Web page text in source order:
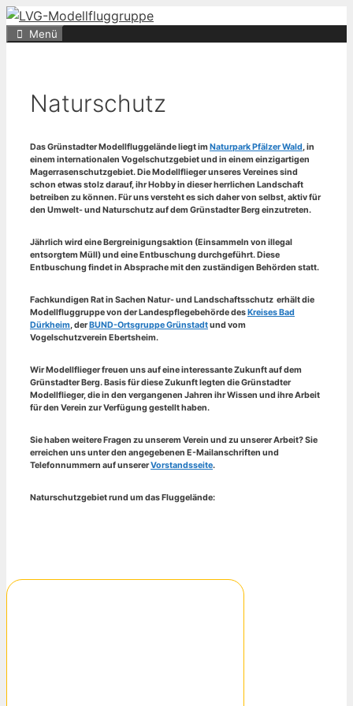
Zum
InhaltMenü
Naturschutz
Das Grünstadter Modellfluggelände liegt imNaturpark Pfälzer Wald, in
einem internationalen Vogelschutzgebiet und in einem einzigartigen
Magerrasenschutzgebiet. Die Modellflieger unseres Vereines sind
schon etwas stolz darauf, ihr Hobby in dieser herrlichen Landschaft
betreiben zu können. Für uns versteht es sich daher von selbst, aktiv für
den Umwelt- und Naturschutz auf dem Grünstadter Berg einzutreten.
Jährlich wird eine Bergreinigungsaktion (Einsammeln von illegal
entsorgtem Müll) und eine Entbuschung durchgeführt. Diese
Entbuschung findet in Absprache mit den zuständigen Behörden statt.
Fachkundigen Rat in Sachen Natur- und Landschaftsschutz erhält die
Modellfluggruppe von der Landespflegebehörde desKreises Bad
Dürkheim, derBUND-Ortsgruppe Grünstadtund vom
Vogelschutzverein Ebertsheim.
Wir Modellflieger freuen uns auf eine interessante Zukunft auf dem
Grünstadter Berg. Basis für diese Zukunft legten die Grünstadter
Modellflieger, die in den vergangenen Jahren ihr Wissen und ihre Arbeit
für den Verein zur Verfügung gestellt haben.
Sie haben weitere Fragen zu unserem Verein und zu unserer Arbeit? Sie
erreichen uns unter den angegebenen E-Mailanschriften und
Telefonnummern auf unsererVorstandsseite.
Naturschutzgebiet rund um das Fluggelände: